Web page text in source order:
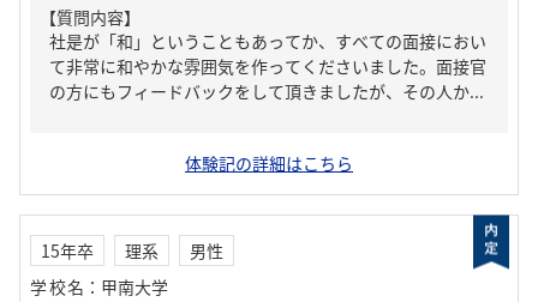
【質問内容】
社是が「和」ということもあってか、すべての面接におい
て非常に和やかな雰囲気を作ってくださいました。面接官
の方にもフィードバックをして頂きましたが、その人か...
体験記の詳細はこちら
15年卒 理系
男性
学校名 ： 甲南大学